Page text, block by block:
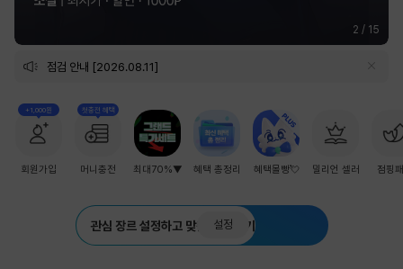
2 / 15
점검 안내 [2026.08.11]
+1,000원
회원가입
첫충전 혜택
머니충전 최대70%▼ 혜택 총정리 혜택몰빵💘 밀리언 셀러 점핑
관심 장르 설정하고 맞춤 추천 받기
설정